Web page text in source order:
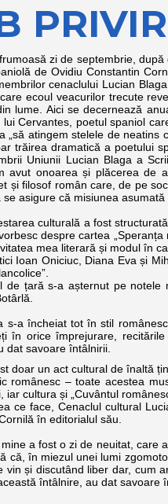
zi de septembrie, după
de Ovidiu Constantin
cenaclului Lucian
ecoul veacurilor trecute
lume. Aici se decernează
lui Cervantes, poetul spaniol
„să atingem stelele de
trăirea dramatică a poetului
Uniunii Lucian Blaga a
avut onoarea și plăcerea de
și filosof român care, de pe
se asigure că misiunea
culturală a fost structurată
despre cartea
mea literară și modul în
Ioan Oniciuc, Diana Eva și
s-a așternut pe notele
încheiat tot în stil românesc,
în orice împrejurare,
dat savoare întâlnirii.
un act cultural de înaltă
românesc – toate acestea
iar cultura și „Cuvântul
ce face, Cenaclul cultural
în editorialul său.
a fost o zi de neuitat, care a
că, în miezul unei lumi
vin și discutând liber dar, cum
întâlnire, au dat savoare